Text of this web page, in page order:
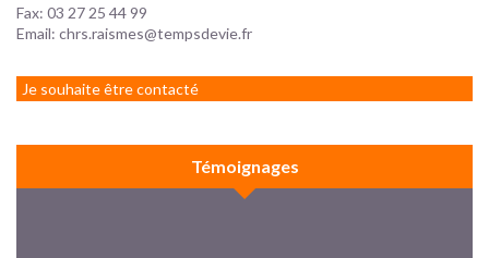
Fax: 03 27 25 44 99
Email: chrs.raismes@tempsdevie.fr
Je souhaite être contacté
Témoignages